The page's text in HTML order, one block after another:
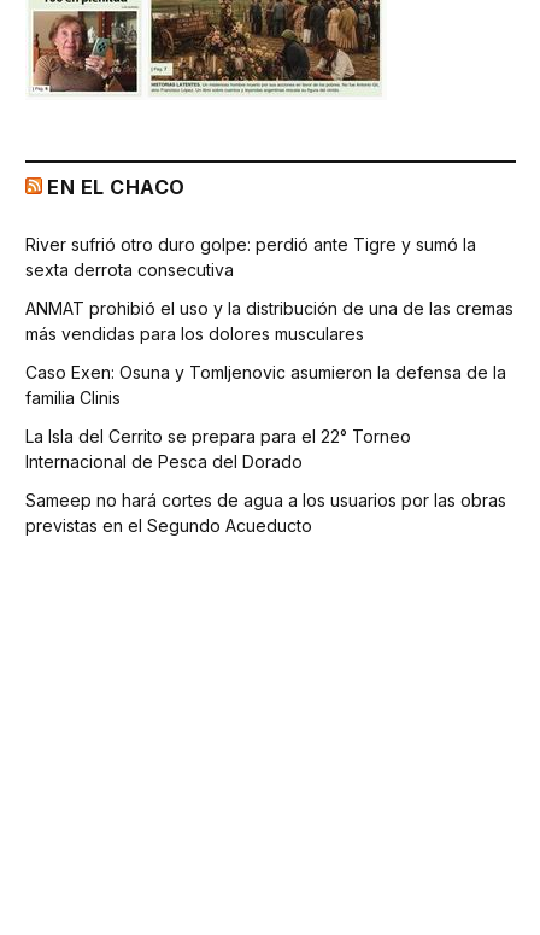
EN EL CHACO
River sufrió otro duro golpe: perdió ante Tigre y sumó la
sexta derrota consecutiva
ANMAT prohibió el uso y la distribución de una de las cremas
más vendidas para los dolores musculares
Caso Exen: Osuna y Tomljenovic asumieron la defensa de la
familia Clinis
La Isla del Cerrito se prepara para el 22° Torneo
Internacional de Pesca del Dorado
Sameep no hará cortes de agua a los usuarios por las obras
previstas en el Segundo Acueducto